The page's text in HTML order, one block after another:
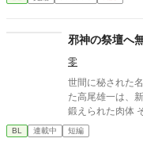
原の視線の奥に
ずっと榊だけを
っと綺麗だろう
ることで初めて
立場も理性も、
た榊は、もう戻
邪神の祭壇へ
零
世間に秘された名門男子
た高尾雄一は、新任教師と
鍛えられた肉体 それは、学園にとって最高の生贄の候補に他なら
なかった 至高の筋肉を持つ、精神を削られ意志をなくした青年を
太古の神に捧げる
BL 連載中 短編